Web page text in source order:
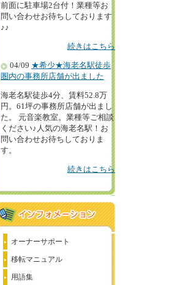
前面に駐車場2台付！業種等お
問い合わせお待ちしております
♪♪
続きはこちら
04/09 ★希少★海老名駅徒歩
圏内の事務所店舗が出ました
海老名駅徒歩4分、賃料52.8万
円。61坪の事務所店舗が出まし
た。 元音楽教室。業種等ご相談
ください♪人気の海老名駅！お
問い合わせお待ちしておりま
す。
続きはこちら
オーナーサポート
移転マニュアル
用語集